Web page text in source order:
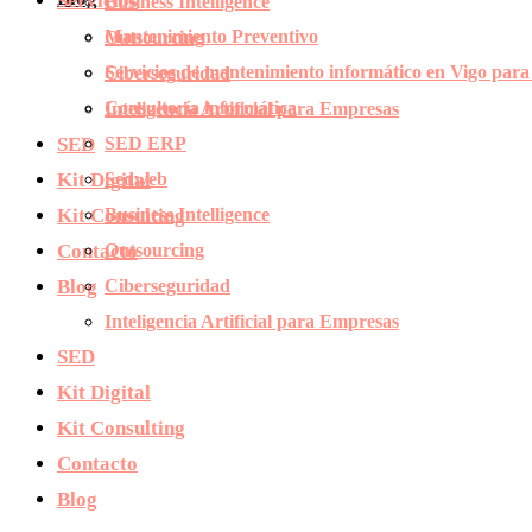
Outsourcing
Ciberseguridad
Inteligencia Artificial para Empresas
SED
Kit Digital
Kit Consulting
Contacto
Blog
Mantenimiento Preventivo
Servicios de mantenimiento informático en Vigo para
Consultoría informática
SED ERP
Sedweb
Business Intelligence
Outsourcing
Ciberseguridad
Inteligencia Artificial para Empresas
SED
Kit Digital
Kit Consulting
Contacto
Blog